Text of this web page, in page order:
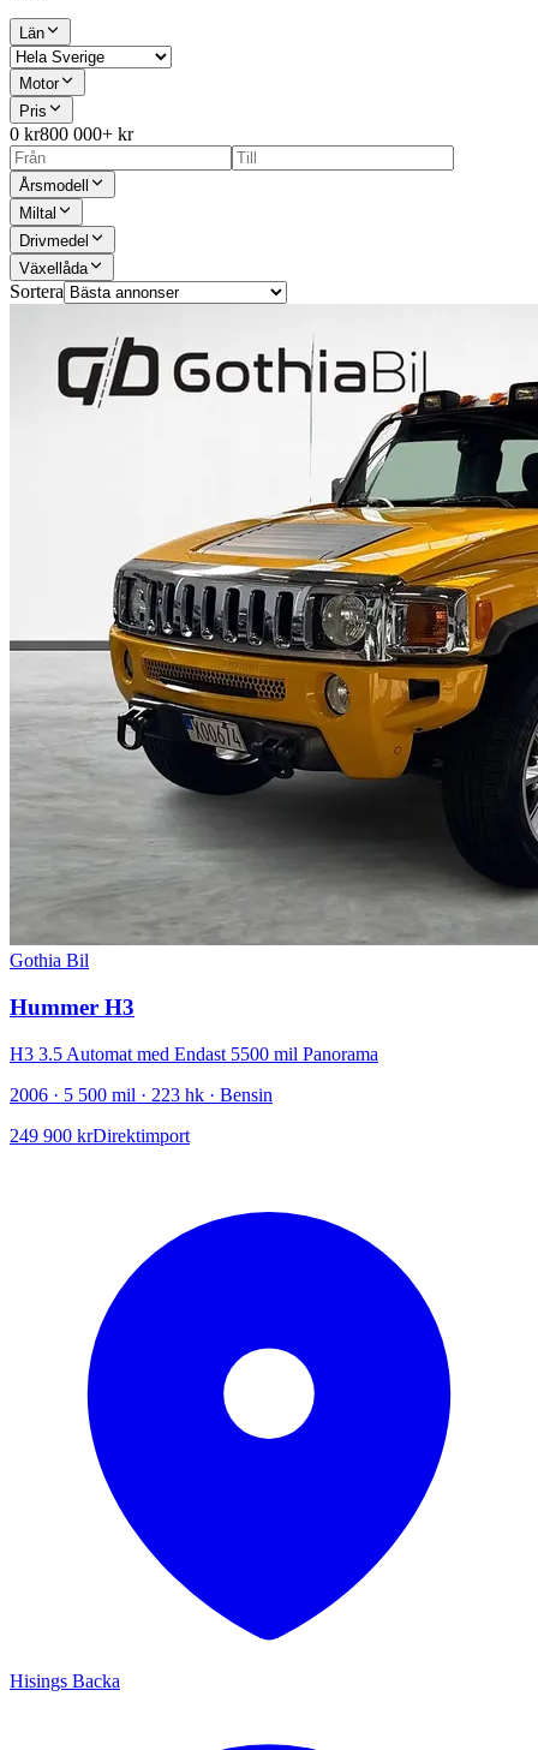
Län
Motor
Pris
0 kr800 000+ kr
Årsmodell
Miltal
Drivmedel
Växellåda
Sortera
Gothia Bil
Hummer H3
H3 3.5 Automat med Endast 5500 mil Panorama
2006 · 5 500 mil · 223 hk · Bensin
249 900 krDirektimport
Hisings Backa